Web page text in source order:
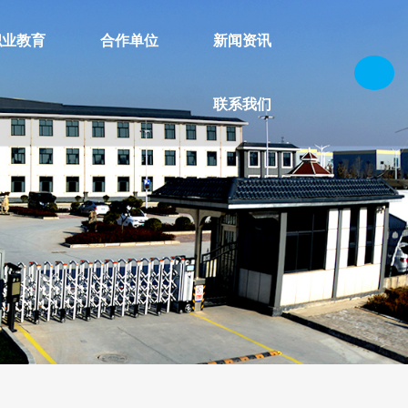
教育 合作单位 新闻资讯
联系我们